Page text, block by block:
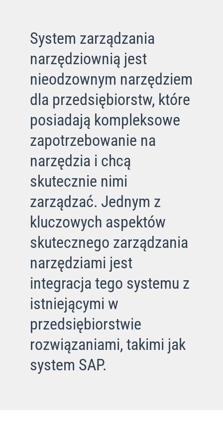
System zarządzania
narzędziownią jest
nieodzownym narzędziem
dla przedsiębiorstw, które
posiadają kompleksowe
zapotrzebowanie na
narzędzia i chcą
skutecznie nimi
zarządzać. Jednym z
kluczowych aspektów
skutecznego zarządzania
narzędziami jest
integracja tego systemu z
istniejącymi w
przedsiębiorstwie
rozwiązaniami, takimi jak
system SAP.